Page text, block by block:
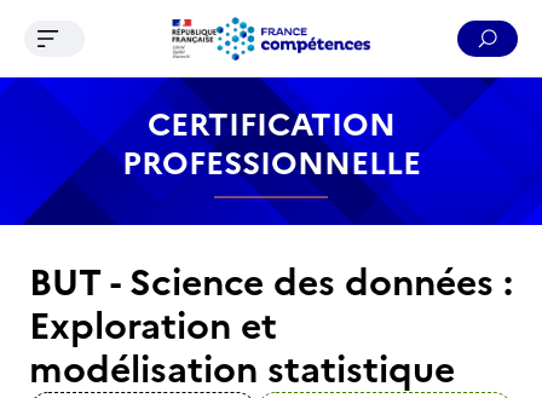
Contenu Recherche Menu Pied de page
Ouvrir le menu de navigation
CERTIFICATION
PROFESSIONNELLE
BUT - Science des données :
Exploration et
modélisation statistique